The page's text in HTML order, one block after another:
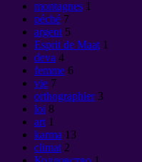
montagnes 1
péché 7
argent 5
Esprit de Maat 1
deva 4
femme 6
vie 7
orthographier 3
loi 8
art 1
karma 13
climat 2